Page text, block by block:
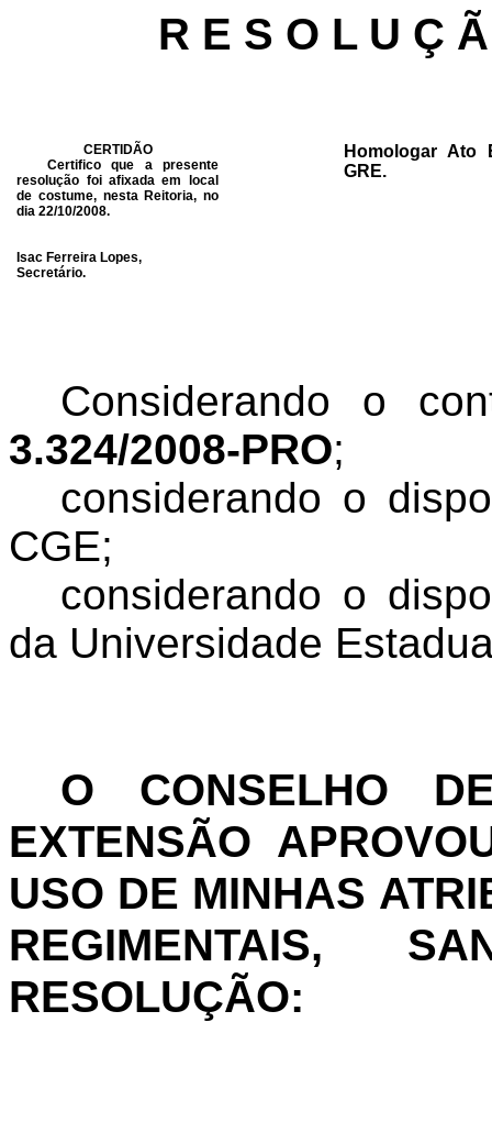
R E S O L U Ç
CERTIDÃO
Certifico que a presente
resolução foi afixada em local
de costume, nesta Reitoria, no
dia 22/10/2008.
Isac Ferreira Lopes,
Secretário.
Homologar Ato
GRE.
Considerando o
3.324/2008-PRO;
considerando o
CGE;
considerando o
da Universidade
O CONSELHO
EXTENSÃO
USO DE MINHAS
REGIMENTAIS,
RESOLUÇÃO: